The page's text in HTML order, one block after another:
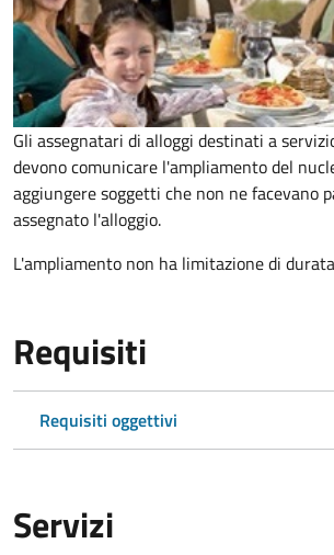
Gli assegnatari di alloggi destinati a
devono comunicare l'ampliamento del
aggiungere soggetti che non ne facevano
assegnato l'alloggio.
L'ampliamento non ha limitazione di
Requisiti
Requisiti oggettivi
Servizi